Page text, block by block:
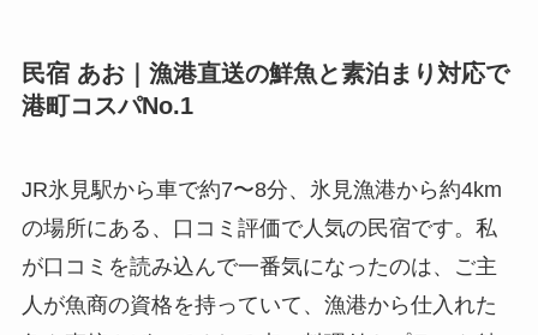
民宿 あお｜漁港直送の鮮魚と素泊まり対応で
港町コスパNo.1
JR氷見駅から車で約7〜8分、氷見漁港から約4km
の場所にある、口コミ評価で人気の民宿です。私
が口コミを読み込んで一番気になったのは、ご主
人が魚商の資格を持っていて、漁港から仕入れた